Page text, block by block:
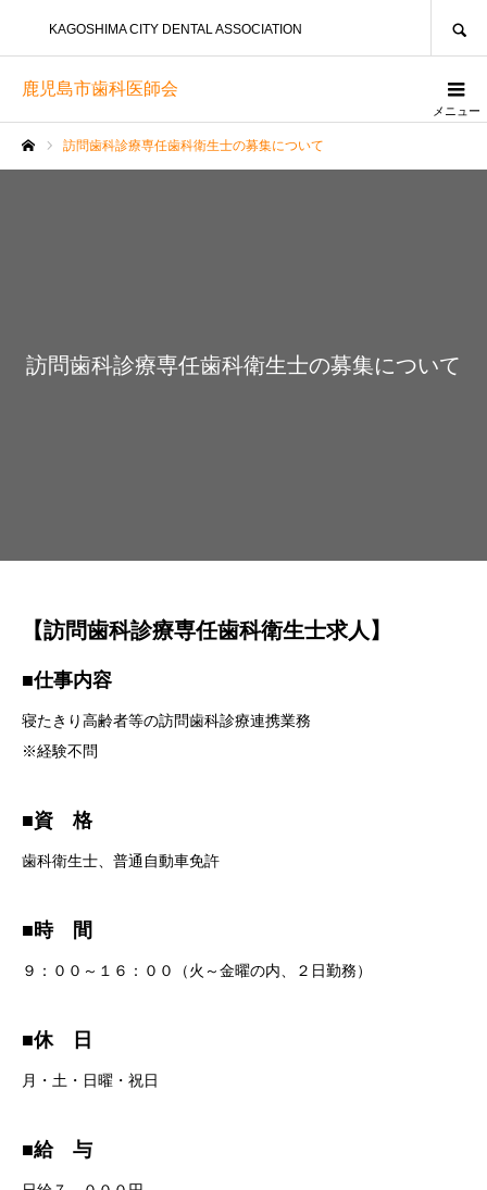
鹿児島市歯科医師会
KAGOSHIMA CITY DENTAL ASSOCIATION
メニュー
訪問歯科診療専任歯科衛生士の募集について
訪問歯科診療専任歯科衛生士の募集について
【訪問歯科診療専任歯科衛生士求人】
■仕事内容
寝たきり高齢者等の訪問歯科診療連携業務
※経験不問
■資 格
歯科衛生士、普通自動車免許
■時 間
９：００～１６：００（火～金曜の内、２日勤務）
■休 日
月・土・日曜・祝日
■給 与